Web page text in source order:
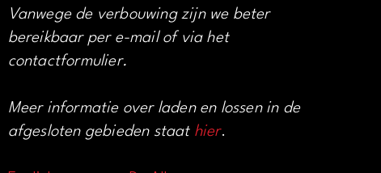
Vanwege de verbouwing zijn we beter
bereikbaar per e-mail of via het
contactformulier.
Meer informatie over laden en lossen in de
afgesloten gebieden staat hier.